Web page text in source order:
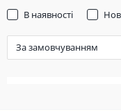
В наявності